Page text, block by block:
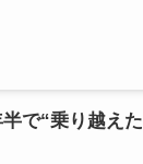
で“乗り越え